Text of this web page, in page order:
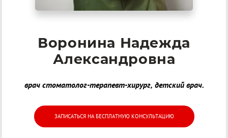
Воронина Надежда
Александровна
врач стоматолог-терапевт-хирург, детский врач.
ЗАПИСАТЬСЯ НА БЕСПЛАТНУЮ КОНСУЛЬТАЦИЮ